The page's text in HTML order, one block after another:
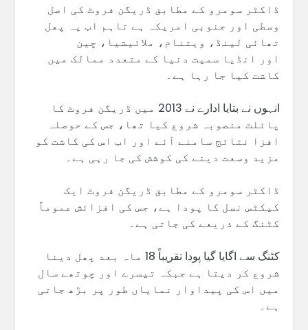
ڈاکٹر سومرو کے مطابق ڈریگن فروٹ کی اصل
وسطی اور جنوبی امریکہ ہے تاہم اب یہ پھل
تھائی لینڈ، ویتنام، ملائیشیا، چین
اور انڈیا سمیت دنیا کے متعدد ممالک میں
کاشت کیا جا رہا ہے۔
انہوں نے بتایا ادارے نے 2013 میں ڈریگن فروٹ کا
پائلٹ منصوبہ شروع کیا تھا، جس کے حوصلہ
افزا نتائج سامنے آئے اور اب اس کی کاشت کو
مزید وسعت دینے کی کوشش کی جا رہی ہے۔
ڈاکٹر سومرو کے مطابق ڈریگن فروٹ ایک
کیکٹس نسل کا پودا ہے، جس کی افزائش عموماً
کٹنگ کے ذریعے کی جاتی ہے۔
کٹنگ سے اگایا گیا پودا تقریباً 18 ماہ بعد پھل دینا
شروع کر دیتا ہے جبکہ تیسرے اور چوتھے سال
میں اس کی پیداوار نمایاں طور پر بڑھ جاتی
ہے۔